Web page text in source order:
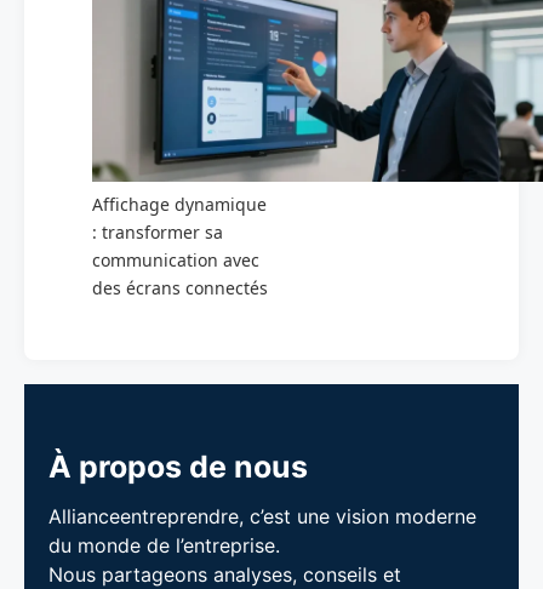
Affichage dynamique
: transformer sa
communication avec
des écrans connectés
À propos de nous
Allianceentreprendre, c’est une vision moderne
du monde de l’entreprise.
Nous partageons analyses, conseils et